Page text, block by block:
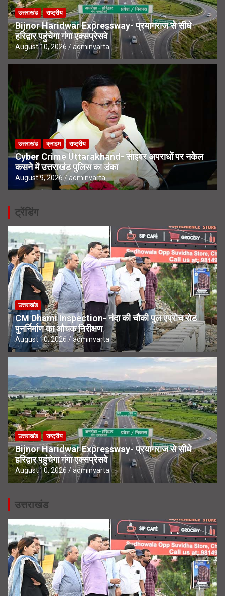
उत्तराखंड राष्ट्रीय
Bijnor Haridwar Expressway- प्रयागराज से सीधे
हरिद्वार पहुंचेगा गंगा एक्सप्रेसवे
August 10, 2026 adminvarta
उत्तराखंड क्राइम राष्ट्रीय
Cyber Crime Uttarakhand- साइबर अपराधों पर नकेल
कसने में उत्तराखंड पुलिस का डंका
August 9, 2026 adminvarta
ट्रेंडिंग
उत्तराखंड
CM Dhami Inspection- नंदा की चौकी पुल एप्रोच रोड
पुनर्निर्माण का औचक निरीक्षण
August 10, 2026 adminvarta
उत्तराखंड राष्ट्रीय
Bijnor Haridwar Expressway- प्रयागराज से सीधे
हरिद्वार पहुंचेगा गंगा एक्सप्रेसवे
August 10, 2026 adminvarta
उत्तराखंड